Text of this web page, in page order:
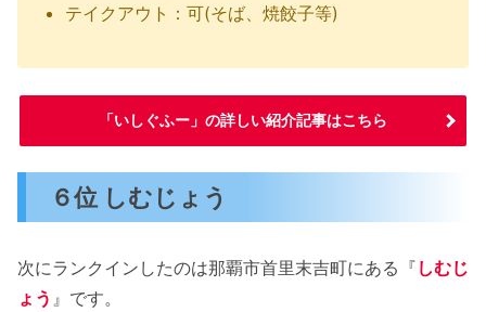
テイクアウト：可(そば、焼餃子等)
「いしぐふー」の詳しい紹介記事はこちら
６位 しむじょう
次にランクインしたのは那覇市首里末吉町にある『 しむじ
ょう 』です。